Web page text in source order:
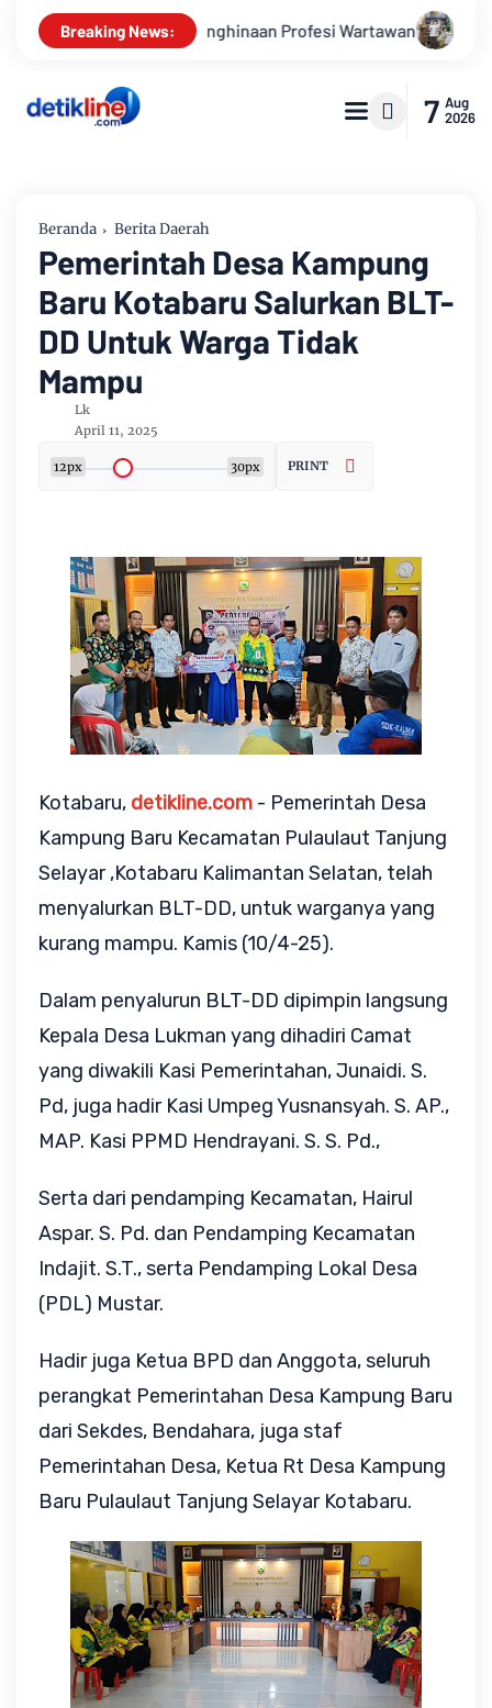
Breaking News:
Profesi Wartawan LBH IWAPI Serukan Pengawalan
7 Aug
2026
Beranda Berita Daerah
Pemerintah Desa Kampung
Baru Kotabaru Salurkan BLT-
DD Untuk Warga Tidak
Mampu
Lk
April 11, 2025
12px 30px PRINT
Kotabaru, detikline.com - Pemerintah Desa
Kampung Baru Kecamatan Pulaulaut Tanjung
Selayar ,Kotabaru Kalimantan Selatan, telah
menyalurkan BLT-DD, untuk warganya yang
kurang mampu. Kamis (10/4-25).
Dalam penyalurun BLT-DD dipimpin langsung
Kepala Desa Lukman yang dihadiri Camat
yang diwakili Kasi Pemerintahan, Junaidi. S.
Pd, juga hadir Kasi Umpeg Yusnansyah. S. AP.,
MAP. Kasi PPMD Hendrayani. S. S. Pd.,
Serta dari pendamping Kecamatan, Hairul
Aspar. S. Pd. dan Pendamping Kecamatan
Indajit. S.T., serta Pendamping Lokal Desa
(PDL) Mustar.
Hadir juga Ketua BPD dan Anggota, seluruh
perangkat Pemerintahan Desa Kampung Baru
dari Sekdes, Bendahara, juga staf
Pemerintahan Desa, Ketua Rt Desa Kampung
Baru Pulaulaut Tanjung Selayar Kotabaru.